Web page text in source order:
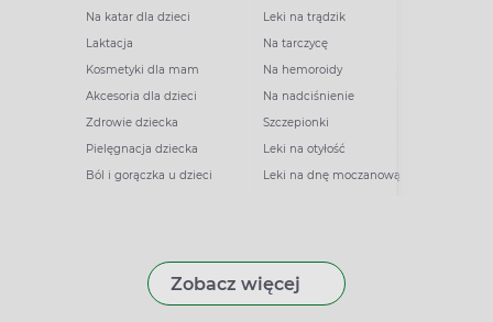
Na katar dla dzieci
Laktacja
Kosmetyki dla mam
Akcesoria dla dzieci
Zdrowie dziecka
Pielęgnacja dziecka
Ból i gorączka u dzieci
Leki na trądzik
Na tarczycę
Na hemoroidy
Na nadciśnienie
Szczepionki
Leki na otyłość
Leki na dnę moczanową
Zobacz więcej